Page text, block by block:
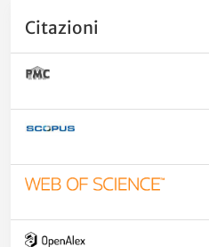
Citazioni